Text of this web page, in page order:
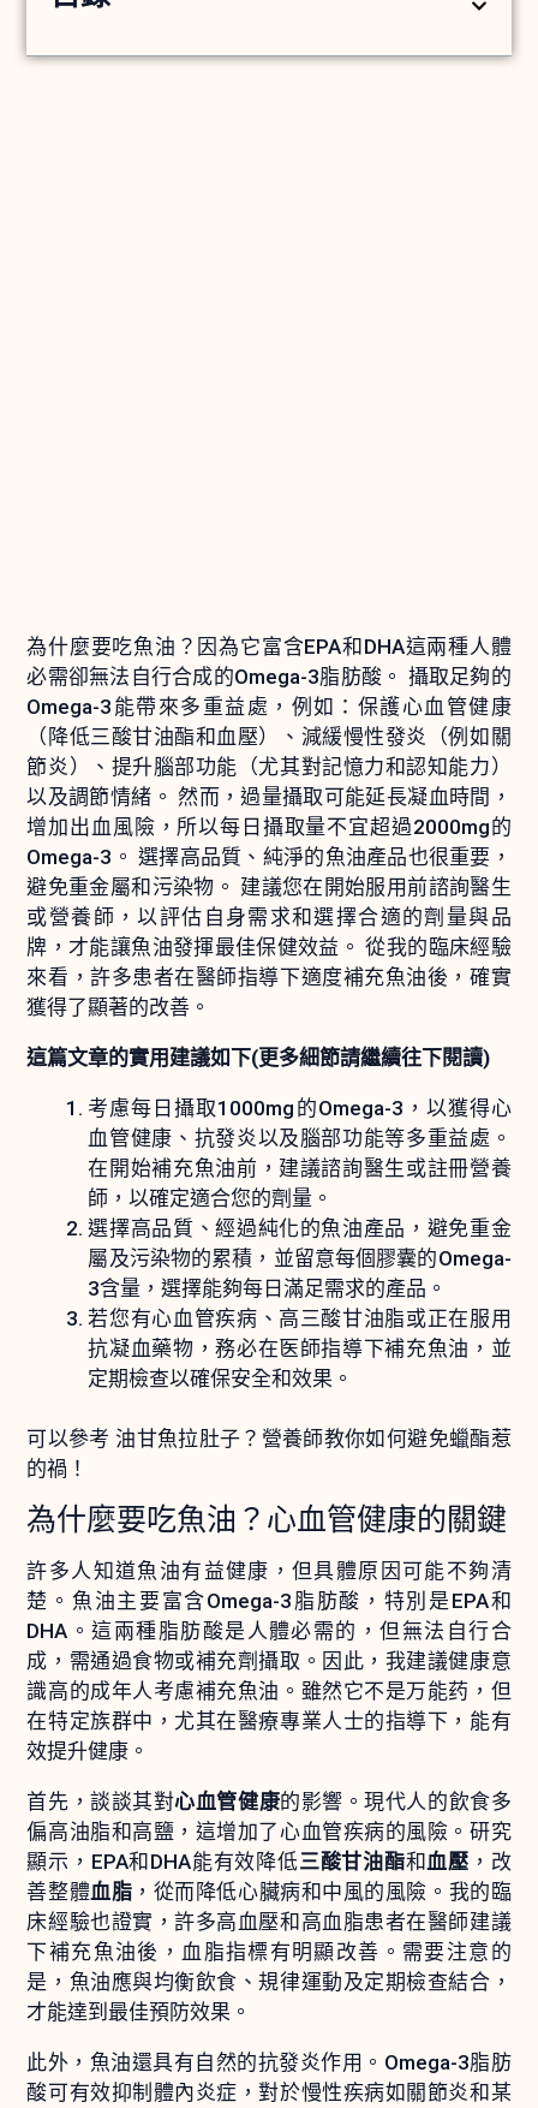
為什麼要吃魚油？因為它富含EPA和DHA這兩種人體
必需卻無法自行合成的Omega-3脂肪酸。 攝取足夠的
Omega-3能帶來多重益處，例如：保護心血管健康
（降低三酸甘油酯和血壓）、減緩慢性發炎（例如關
節炎）、提升腦部功能（尤其對記憶力和認知能力）
以及調節情緒。 然而，過量攝取可能延長凝血時間，
增加出血風險，所以每日攝取量不宜超過2000mg的
Omega-3。 選擇高品質、純淨的魚油產品也很重要，
避免重金屬和污染物。 建議您在開始服用前諮詢醫生
或營養師，以評估自身需求和選擇合適的劑量與品
牌，才能讓魚油發揮最佳保健效益。 從我的臨床經驗
來看，許多患者在醫師指導下適度補充魚油後，確實
獲得了顯著的改善。
這篇文章的實用建議如下(更多細節請繼續往下閱讀)
考慮每日攝取1000mg的Omega-3，以獲得心
血管健康、抗發炎以及腦部功能等多重益處。
在開始補充魚油前，建議諮詢醫生或註冊營養
師，以確定適合您的劑量。
選擇高品質、經過純化的魚油產品，避免重金
屬及污染物的累積，並留意每個膠囊的Omega-
3含量，選擇能夠每日滿足需求的產品。
若您有心血管疾病、高三酸甘油脂或正在服用
抗凝血藥物，務必在医師指導下補充魚油，並
定期檢查以確保安全和效果。
可以參考 油甘魚拉肚子？營養師教你如何避免蠟酯惹
的禍！
為什麼要吃魚油？心血管健康的關鍵
許多人知道魚油有益健康，但具體原因可能不夠清
楚。魚油主要富含Omega-3脂肪酸，特別是EPA和
DHA。這兩種脂肪酸是人體必需的，但無法自行合
成，需通過食物或補充劑攝取。因此，我建議健康意
識高的成年人考慮補充魚油。雖然它不是万能药，但
在特定族群中，尤其在醫療專業人士的指導下，能有
效提升健康。
首先，談談其對心血管健康的影響。現代人的飲食多
偏高油脂和高鹽，這增加了心血管疾病的風險。研究
顯示，EPA和DHA能有效降低三酸甘油酯和血壓 ，改
善整體血脂 ，從而降低心臟病和中風的風險。我的臨
床經驗也證實，許多高血壓和高血脂患者在醫師建議
下補充魚油後，血脂指標有明顯改善。需要注意的
是，魚油應與均衡飲食、規律運動及定期檢查結合，
才能達到最佳預防效果。
此外，魚油還具有自然的抗發炎作用。Omega-3脂肪
酸可有效抑制體內炎症，對於慢性疾病如關節炎和某